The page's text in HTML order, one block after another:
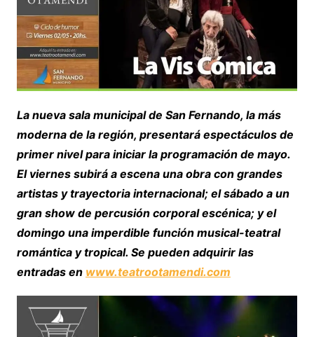
La nueva sala municipal de San Fernando, la más
moderna de la región, presentará espectáculos de
primer nivel para iniciar la programación de mayo.
El viernes subirá a escena una obra con grandes
artistas y trayectoria internacional; el sábado a un
gran show de percusión corporal escénica; y el
domingo una imperdible función musical-teatral
romántica y tropical. Se pueden adquirir las
entradas en www.teatrootamendi.com